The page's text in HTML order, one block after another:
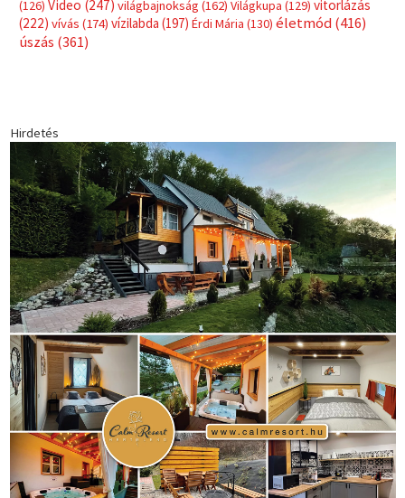
(126) Video (247) világbajnokság (162) Világkupa (129) vitorlázás
(222) vívás (174) vízilabda (197) Érdi Mária (130) életmód(416)
úszás (361)
Hirdetés